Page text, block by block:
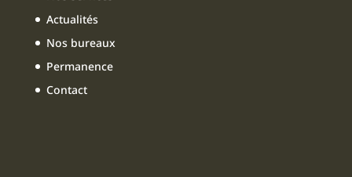
k
Actualités
Nos bureaux
Permanence
Contact